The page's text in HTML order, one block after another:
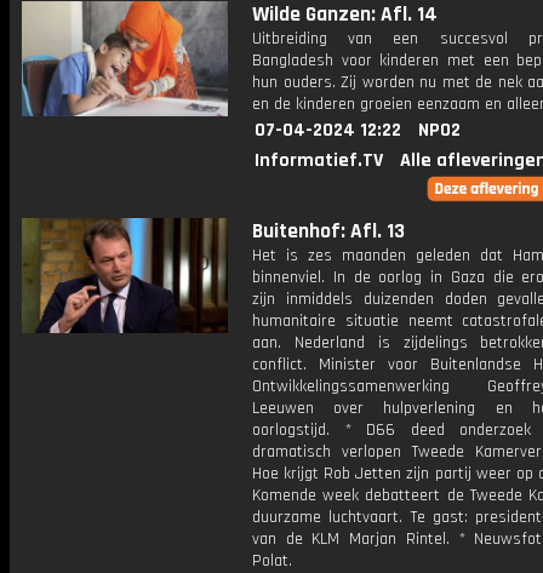
Wilde Ganzen: Afl. 14
Uitbreiding van een succesvol
Bangladesh voor kinderen met een
hun ouders. Zij worden nu met de nek
en de kinderen groeien eenzaam en
07-04-2024 12:22
NPO2
Informatief.TV
Alle
Buitenhof: Afl. 13
Het is zes maanden geleden dat
binnenviel. In de oorlog in Gaza die
zijn inmiddels duizenden doden
humanitaire situatie neemt
aan. Nederland is zijdelings
conflict. Minister voor Buitenlandse
Ontwikkelingssamenwerking
Leeuwen over hulpverlening en
oorlogstijd. * D66 deed
dramatisch verlopen Tweede
Hoe krijgt Rob Jetten zijn partij weer op
Komende week debatteert de Tweede
duurzame luchtvaart. Te gast:
van de KLM Marjan Rintel. *
Polat.